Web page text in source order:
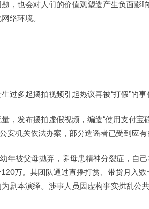
，也会对人们的价值观塑造产生负面影
络环境。
多起摆拍视频引起热议再被“打假”的事
发布摆拍虚假视频，编造“使用支付宝
安机关依法办案，部分造谣者已受到应有
被父母抛弃，养母患精神分裂症，自己
120万。其团队通过直播打赏、带货月入
剧本演绎。涉事人员因虚构事实扰乱公